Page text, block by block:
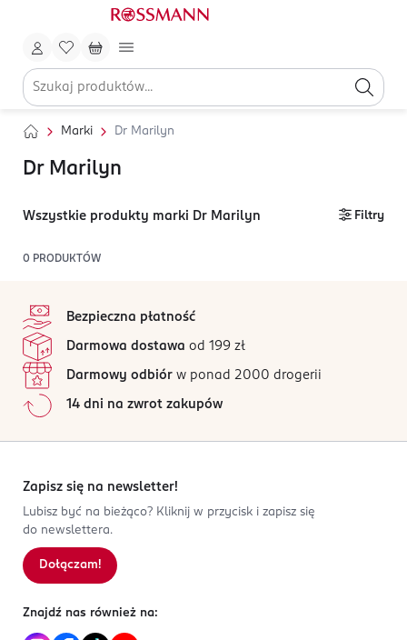
Marki Dr Marilyn
Dr Marilyn
Wszystkie produkty marki Dr Marilyn Filtry
0 PRODUKTÓW
Bezpieczna płatność
Darmowa dostawa od 199 zł
Darmowy odbiór w ponad 2000 drogerii
14 dni na zwrot zakupów
Zapisz się na newsletter!
Lubisz być na bieżąco? Kliknij w przycisk i zapisz się
do newslettera.
Dołączam!
Znajdź nas również na: